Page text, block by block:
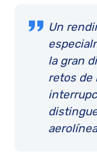
Un
la gran
retos de